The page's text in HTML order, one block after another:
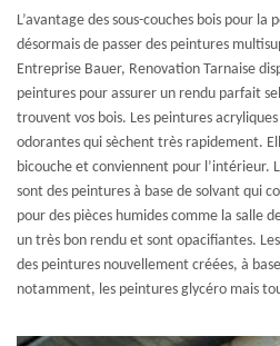
L’avantage des sous-couches bois pour
désormais de passer des peintures
Entreprise Bauer, Renovation Tarnaise
peintures pour assurer un rendu parfait
trouvent vos bois. Les peintures
odorantes qui sèchent très rapidement.
bicouche et conviennent pour l’intérieur.
sont des peintures à base de solvant qui
pour des pièces humides comme la salle
un très bon rendu et sont opacifiantes.
des peintures nouvellement créées, à
notamment, les peintures glycéro mais